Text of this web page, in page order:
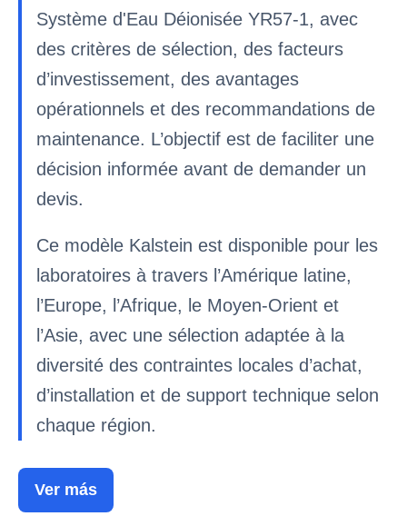
Système d'Eau Déionisée YR57-1, avec
des critères de sélection, des facteurs
d’investissement, des avantages
opérationnels et des recommandations de
maintenance. L’objectif est de faciliter une
décision informée avant de demander un
devis.
Ce modèle Kalstein est disponible pour les
laboratoires à travers l’Amérique latine,
l’Europe, l’Afrique, le Moyen-Orient et
l’Asie, avec une sélection adaptée à la
diversité des contraintes locales d’achat,
d’installation et de support technique selon
chaque région.
Ver más